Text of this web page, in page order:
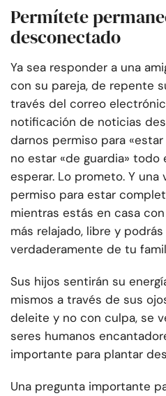
Permítete
desconectado
Ya sea responder a una
con su pareja, de repente
través del correo
notificación de noticias
darnos permiso para
no estar «de guardia» todo
esperar. Lo prometo. Y
permiso para estar
mientras estás en casa
más relajado, libre y
verdaderamente de tu
Sus hijos sentirán su
mismos a través de sus
deleite y no con culpa, se
seres humanos
importante para plantar
Una pregunta importante